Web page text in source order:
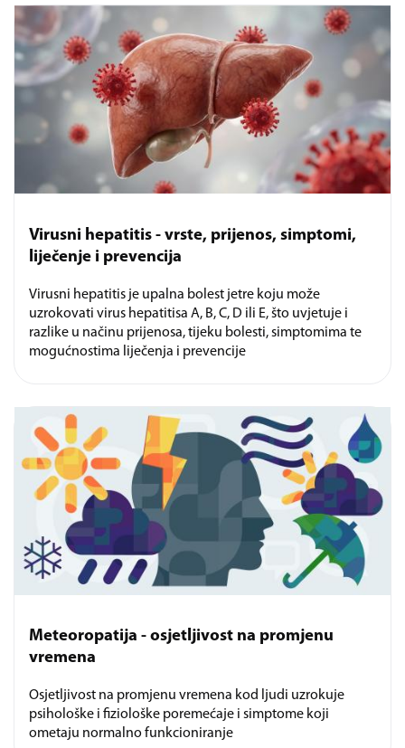
Virusni hepatitis - vrste, prijenos, simptomi,
liječenje i prevencija
Virusni hepatitis je upalna bolest jetre koju može
uzrokovati virus hepatitisa A, B, C, D ili E, što uvjetuje i
razlike u načinu prijenosa, tijeku bolesti, simptomima te
mogućnostima liječenja i prevencije
Meteoropatija - osjetljivost na promjenu
vremena
Osjetljivost na promjenu vremena kod ljudi uzrokuje
psihološke i fiziološke poremećaje i simptome koji
ometaju normalno funkcioniranje